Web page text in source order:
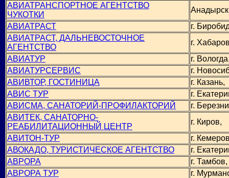
АВИАТРАНСПОРТНОЕ АГЕНТСТВО
ЧУКОТКИ
АВИАТРАСТ
г.
АВИАТРАСТ, ДАЛЬНЕВОСТОЧНОЕ
АГЕНТСТВО
г.
АВИАТУР
г.
АВИАТУРСЕРВИС
г.
АВИВТОР, ГОСТИНИЦА
г. Казань,
АВИС ТУР
г.
АВИСМА, САНАТОРИЙ-ПРОФИЛАКТОРИЙ
г.
АВИТЕК, САНАТОРНО-
РЕАБИЛИТАЦИОННЫЙ ЦЕНТР
г. Киров,
АВИТОН-ТУР
г.
АВОКАДО, ТУРИСТИЧЕСКОЕ АГЕНТСТВО
г.
АВРОРА
г. Тамбов,
АВРОРА ТУР
г.